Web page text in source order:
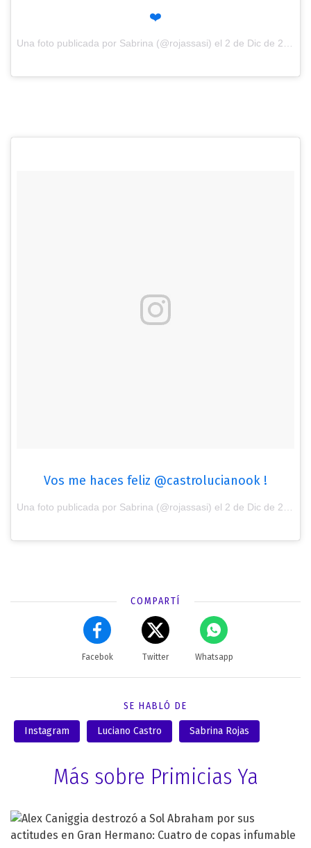
❤️
Una foto publicada por Sabrina (@rojassasi) el 2 de Dic de 2016 a la(s) 11:30 PST
Vos me haces feliz @castrolucianook !
Una foto publicada por Sabrina (@rojassasi) el 2 de Dic de 2016 a la(s) 11:35 PST
COMPARTÍ
Facebok Twitter Whatsapp
SE HABLÓ DE
Instagram Luciano Castro Sabrina Rojas
Más sobre Primicias Ya